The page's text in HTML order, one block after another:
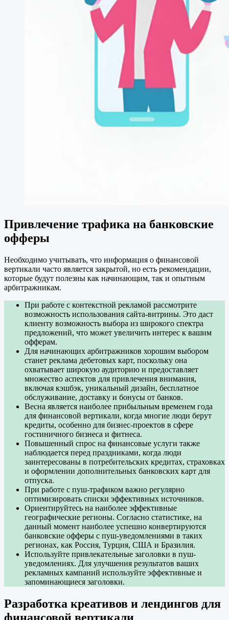
Привлечение трафика на банковские
офферы
Необходимо учитывать, что информация о финансовой
вертикали часто является закрытой, но есть рекомендации,
которые будут полезны как начинающим, так и опытным
арбитражникам.
При работе с контекстной рекламой рассмотрите
возможность использования сайта-витрины. Это даст
клиенту возможность выбора из широкого спектра
предложений, что может увеличить интерес к вашим
офферам.
Для начинающих арбитражников хорошим выбором
станет реклама дебетовых карт, поскольку она
охватывает широкую аудиторию и предоставляет
множество аспектов для привлечения внимания,
включая кэшбэк, уникальный дизайн, бесплатное
обслуживание, доставку и бонусы от банков.
Весна является наиболее прибыльным временем года
для финансовой вертикали, когда многие люди берут
кредиты, особенно для бизнес-проектов в сфере
гостиничного бизнеса и фитнеса.
Повышенный спрос на финансовые услуги также
наблюдается перед праздниками, когда люди
заинтересованы в потребительских кредитах, страховках
и оформлении дополнительных банковских карт для
отпуска.
При работе с пуш-трафиком важно регулярно
оптимизировать списки эффективных источников.
Ориентируйтесь на наиболее эффективные
географические регионы. Согласно статистике, на
данный момент наиболее успешно конвертируются
банковские офферы с пуш-уведомлениями в таких
регионах, как Россия, Турция, США и Бразилия.
Используйте привлекательные заголовки в пуш-
уведомлениях. Для улучшения результатов ваших
рекламных кампаний используйте эффективные и
запоминающиеся заголовки.
Разработка креативов и лендингов для
финансовой вертикали